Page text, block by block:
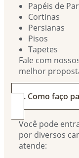
Papéis de
Cortinas
Persianas
Pisos
Tapetes
Fale com
melhor
2. Como faço
Você pode
por diversos
atende: